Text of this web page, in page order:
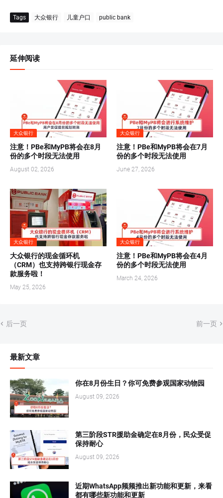
Tags 大众银行 儿童户口 public bank
延伸阅读
大众银行
注意！PBe和MyPB将会在8月
份的多个时段无法使用
August 02, 2026
大众银行
注意！PBe和MyPB将会在7月
份的多个时段无法使用
June 27, 2026
大众银行
大众银行的现金循环机
（CRM）也支持跨银行现金存
款服务啦！
May 25, 2026
大众银行
注意！PBe和MyPB将会在4月
份的多个时段无法使用
March 24, 2026
后一页 前一页
最新文章
你在8月份生日？你可免费参观国家动物园
August 09, 2026
第三阶段STR援助金确定在8月份，民众受促
保持耐心
August 09, 2026
近期WhatsApp频频推出新功能和更新，来看
都有哪些新功能和更新